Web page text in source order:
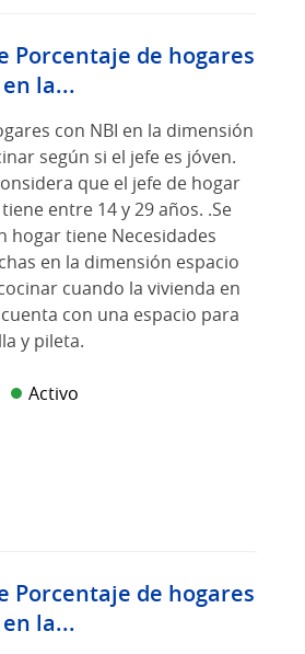
Porcentaje de hogares
la...
con NBI en la dimensión
según si el jefe es jóven.
que el jefe de hogar
entre 14 y 29 años. .Se
hogar tiene Necesidades
en la dimensión espacio
cuando la vivienda en
con una espacio para
y pileta.
Activo
Porcentaje de hogares
la...